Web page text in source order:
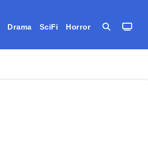
Drama SciFi Horror